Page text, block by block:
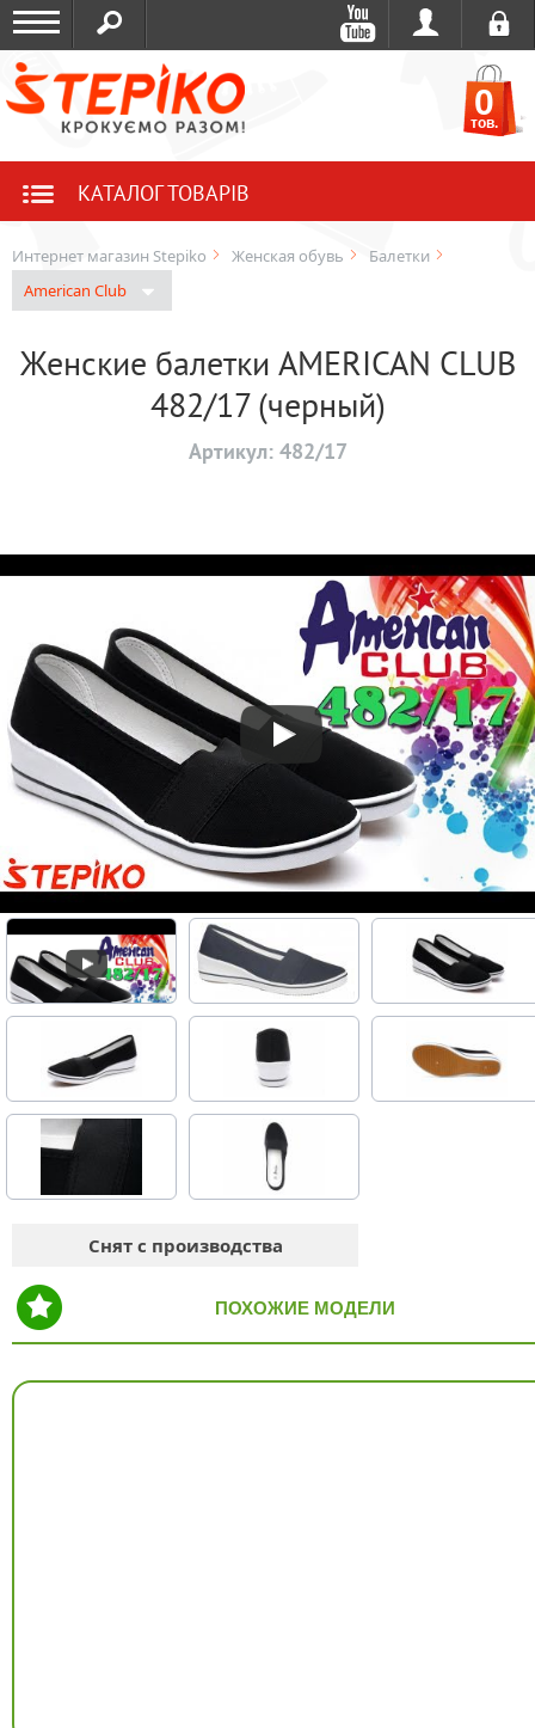
0
тов.
КАТАЛОГ ТОВАРІВ
Интернет магазин Stepiko Женская обувь
Балетки
American Club
Женские балетки AMERICAN CLUB
482/17 (черный)
Артикул: 482/17
Снят с производства
ПОХОЖИЕ МОДЕЛИ